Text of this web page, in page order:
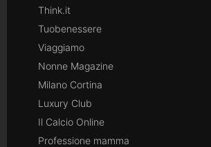
Think.it
Tuobenessere
Viaggiamo
Nonne Magazine
Milano Cortina
Luxury Club
Il Calcio Online
Professione mamma